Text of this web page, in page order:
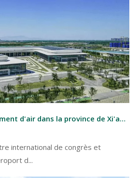
Centrales de traitement d'air dans la province de Xi'an, Chine
international de congrès et
d...